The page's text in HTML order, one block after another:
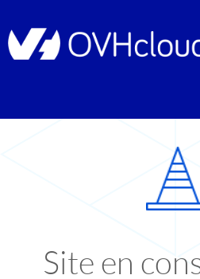
Site en